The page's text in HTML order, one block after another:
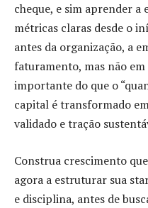
cheque, e sim aprender a
métricas claras desde o
antes da organização, a
faturamento, mas não
importante do que o
capital é transformado
validado e tração
Construa crescimento
agora a estruturar sua
e disciplina, antes de